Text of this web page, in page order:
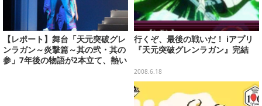
【レポート】舞台「天元突破グレ
ンラガン～炎撃篇～其の弐・其の
参」7年後の物語が2本立て、熱い
行くぞ、最後の戦いだ！ iアプリ
『天元突破グレンラガン』完結
2008.6.18